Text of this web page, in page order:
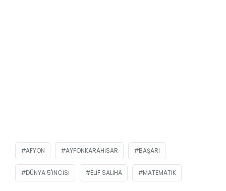
AFYON AYFONKARAHISAR BAŞARI
DÜNYA 5'INCISI ELIF SALIHA MATEMATIK